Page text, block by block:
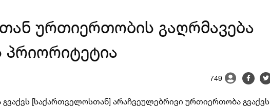
ურთიერთობის გაღრმავება
პრიორიტეტია
749
[საქართველოსთან] არაჩვეულებრივი ურთიერთობა გვაქვს